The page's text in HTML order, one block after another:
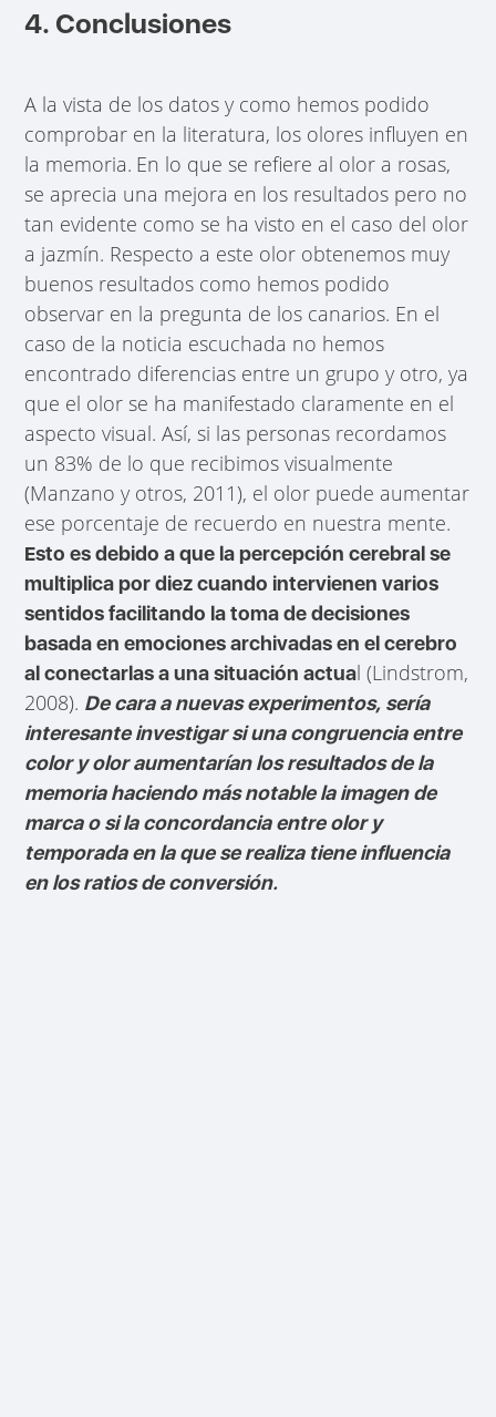
4. Conclusiones
A la vista de los datos y como hemos podido
comprobar en la literatura, los olores influyen en
la memoria. En lo que se refiere al olor a rosas,
se aprecia una mejora en los resultados pero no
tan evidente como se ha visto en el caso del olor
a jazmín. Respecto a este olor obtenemos muy
buenos resultados como hemos podido
observar en la pregunta de los canarios. En el
caso de la noticia escuchada no hemos
encontrado diferencias entre un grupo y otro, ya
que el olor se ha manifestado claramente en el
aspecto visual. Así, si las personas recordamos
un 83% de lo que recibimos visualmente
(Manzano y otros, 2011), el olor puede aumentar
ese porcentaje de recuerdo en nuestra mente.
Esto es debido a que la percepción cerebral se
multiplica por diez cuando intervienen varios
sentidos facilitando la toma de decisiones
basada en emociones archivadas en el cerebro
al conectarlas a una situación actual (Lindstrom,
2008). De cara a nuevas experimentos, sería
interesante investigar si una congruencia entre
color y olor aumentarían los resultados de la
memoria haciendo más notable la imagen de
marca o si la concordancia entre olor y
temporada en la que se realiza tiene influencia
en los ratios de conversión.